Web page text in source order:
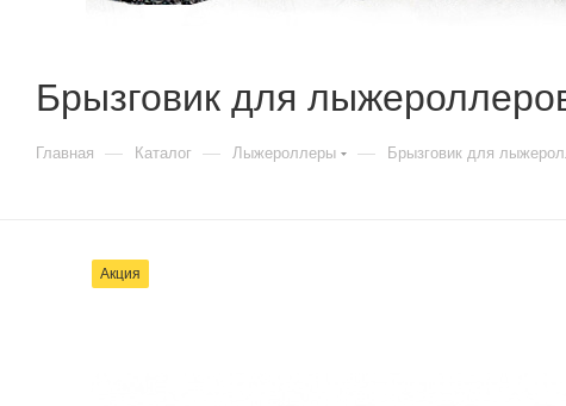
Брызговик для
Главная — Каталог — Лыжероллеры — Брызговик для
Акция